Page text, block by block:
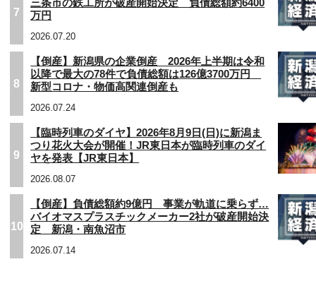
7
三条市の鉄工所が破産開始決定 負債総額約6400
万円
2026.07.20
8
【倒産】新潟県の企業倒産 2026年上半期は令和
以降で最大の78件で負債総額は126億3700万円
新型コロナ・物価高関連倒産も
2026.07.24
9
【臨時列車のダイヤ】2026年8月9日(日)に新潟ま
つり花火大会が開催！JR東日本が臨時列車のダイ
ヤを発表【JR東日本】
2026.08.07
10
【倒産】負債総額約9億円 事業が軌道に乗らず…
バイオマスプラスチックメーカー2社が破産開始決
定 新潟・南魚沼市
2026.07.14